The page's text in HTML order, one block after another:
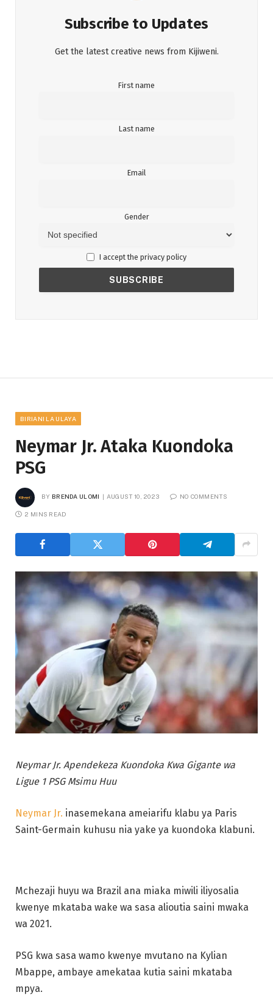
Subscribe to Updates
Get the latest creative news from Kijiweni.
First name
Last name
Email
Gender
I accept the privacy policy
BIRIANI LA ULAYA
Neymar Jr. Ataka Kuondoka
PSG
BY BRENDA ULOMI AUGUST 10, 2023 NO COMMENTS
2 MINS READ
Neymar Jr. Apendekeza Kuondoka Kwa Gigante wa
Ligue 1 PSG Msimu Huu
Neymar Jr. inasemekana ameiarifu klabu ya Paris
Saint-Germain kuhusu nia yake ya kuondoka klabuni.
Mchezaji huyu wa Brazil ana miaka miwili iliyosalia
kwenye mkataba wake wa sasa alioutia saini mwaka
wa 2021.
PSG kwa sasa wamo kwenye mvutano na Kylian
Mbappe, ambaye amekataa kutia saini mkataba
mpya.